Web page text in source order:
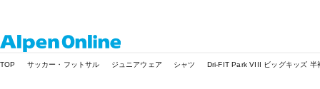
Online
TOP サッカー・フットサル ジュニアウェア シャツ Dri-FIT Park VIII ビッグキッズ 半